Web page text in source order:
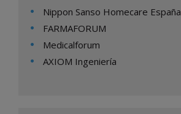
Nippon Sanso Homecare España
FARMAFORUM
Medicalforum
AXIOM Ingeniería